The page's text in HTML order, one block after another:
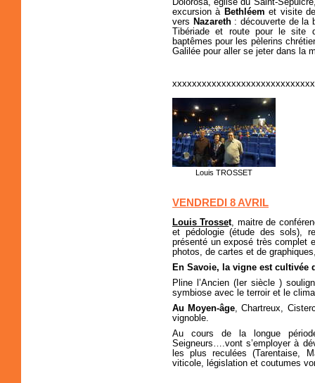
Dolorosa, église du Saint-
excursion àBethléem et visite
vers Nazareth: découverte de la
Tibériade et route pour le site
baptêmes pour les pèlerins
Galilée pour aller se jeter dans la
Louis TROSSET
VENDREDI 8 AVRIL
Louis Trosset, maitre de
et pédologie (étude des sols),
présenté un exposé très complet
photos, de cartes et de
En Savoie, la vigne est cultivée
Pline l’Ancien (Ier siècle )
symbiose avec le terroir et le
Au Moyen-âge, Chartreux,
vignoble.
Au cours de la longue
Seigneurs….vont s’employer à
les plus reculées (Tarentaise,
viticole, législation et coutumes